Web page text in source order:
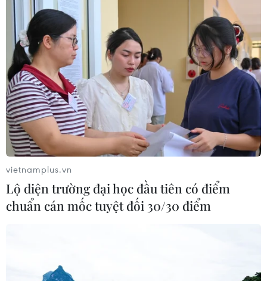
vietnamplus.vn
Lộ diện trường đại học đầu tiên có điểm
chuẩn cán mốc tuyệt đối 30/30 điểm